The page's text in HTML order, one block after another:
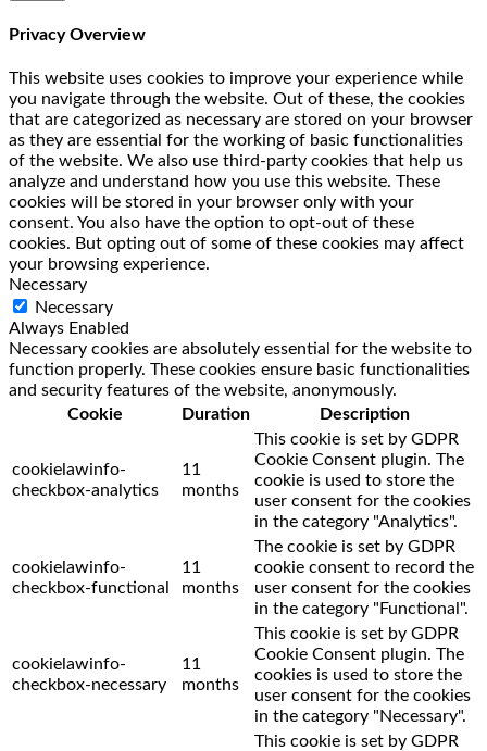
Privacy Overview
This website uses cookies to improve your experience while
you navigate through the website. Out of these, the cookies
that are categorized as necessary are stored on your browser
as they are essential for the working of basic functionalities
of the website. We also use third-party cookies that help us
analyze and understand how you use this website. These
cookies will be stored in your browser only with your
consent. You also have the option to opt-out of these
cookies. But opting out of some of these cookies may affect
your browsing experience.
Necessary
Necessary
Always Enabled
Necessary cookies are absolutely essential for the website to
function properly. These cookies ensure basic functionalities
and security features of the website, anonymously.
Cookie
Duration Description
cookielawinfo-
checkbox-analytics
11
months
This cookie is set by GDPR
Cookie Consent plugin. The
cookie is used to store the
user consent for the cookies
in the category "Analytics".
cookielawinfo-
checkbox-functional
11
months
The cookie is set by GDPR
cookie consent to record the
user consent for the cookies
in the category "Functional".
cookielawinfo-
checkbox-necessary
11
months
This cookie is set by GDPR
Cookie Consent plugin. The
cookies is used to store the
user consent for the cookies
in the category "Necessary".
This cookie is set by GDPR